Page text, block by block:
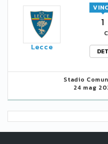
Lecce
1
Stadio
24 mag